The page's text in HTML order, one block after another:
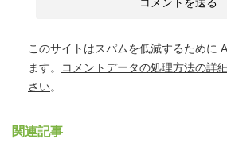
このサイトはスパムを低減するために
ます。
コメントデータの処理方法の詳
さい。
関連記事